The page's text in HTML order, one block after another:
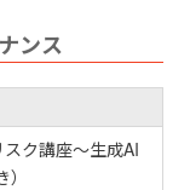
ンス
スク講座～生成AI